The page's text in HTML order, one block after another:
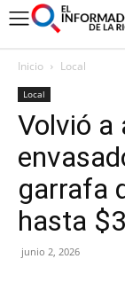
Inicio Local
Local
Volvió a
garrafa
hasta
junio 2, 2026